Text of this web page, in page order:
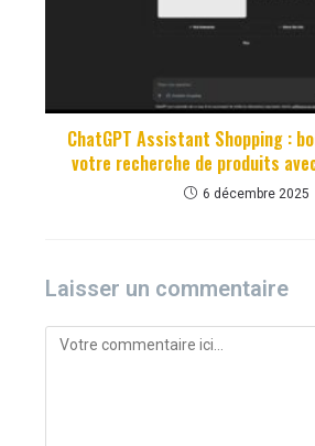
ChatGPT Assistant Shopping :
votre recherche de produits avec
6 décembre 2025
Laisser un commentaire